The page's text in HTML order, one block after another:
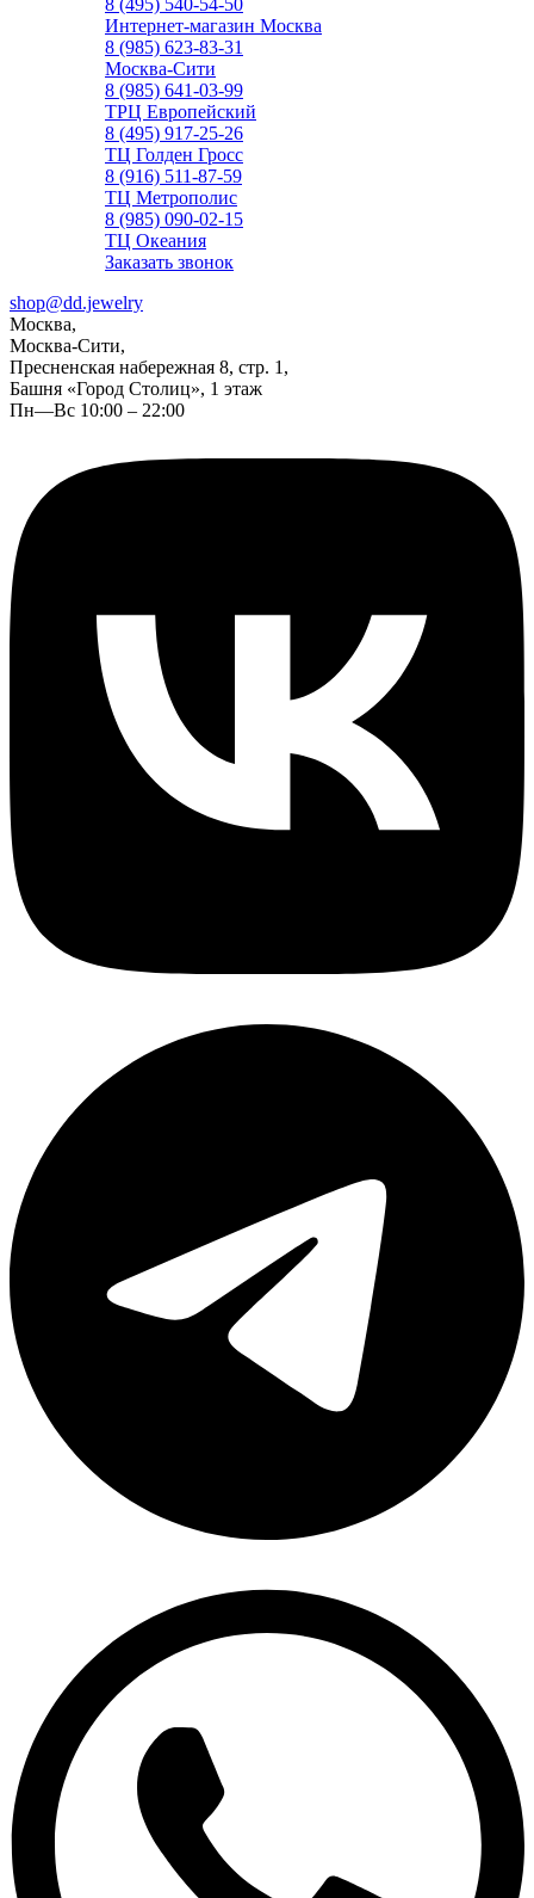
8 (495) 540-54-50
Интернет-магазин Москва
8 (985) 623-83-31
Москва-Сити
8 (985) 641-03-99
ТРЦ Европейский
8 (495) 917-25-26
ТЦ Голден Гросс
8 (916) 511-87-59
ТЦ Метрополис
8 (985) 090-02-15
ТЦ Океания
Заказать звонок
shop@dd.jewelry
Москва,
Москва-Сити,
Пресненская набережная 8, стр. 1,
Башня «Город Столиц», 1 этаж
Пн—Вс 10:00 – 22:00